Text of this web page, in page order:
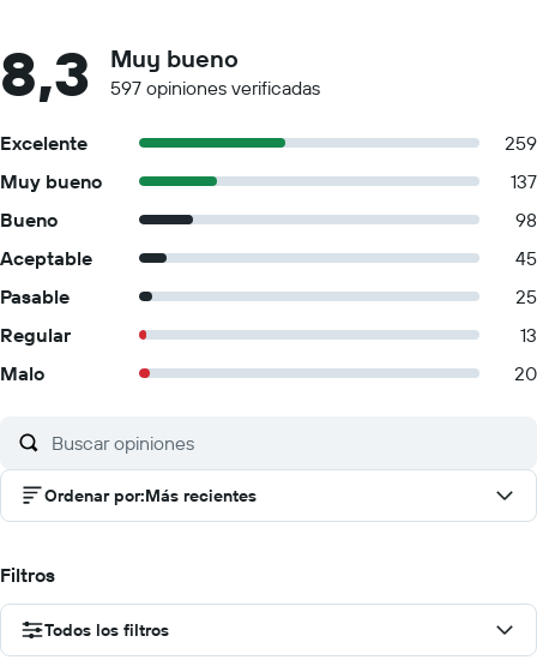
8,3 Muy bueno
597 opiniones verificadas
Excelente
259
Muy bueno
137
Bueno
98
Aceptable
45
Pasable
25
Regular
13
Malo
20
Ordenar por:Más recientes
Filtros
Todos los filtros